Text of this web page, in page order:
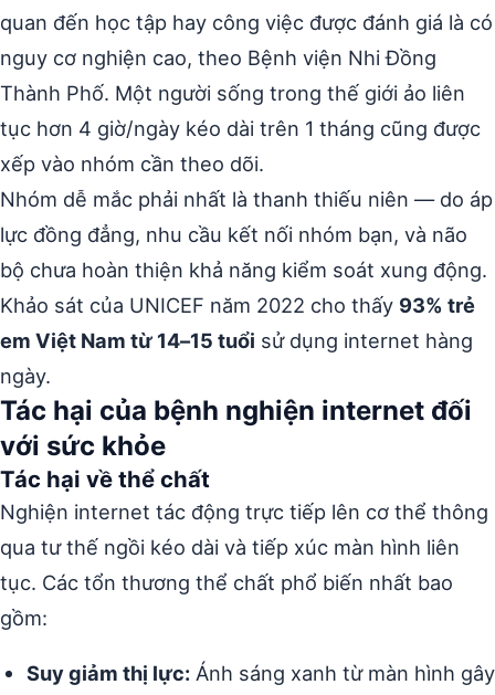
quan đến học tập hay công việc được đánh giá là có
nguy cơ nghiện cao, theo Bệnh viện Nhi Đồng
Thành Phố. Một người sống trong thế giới ảo liên
tục hơn 4 giờ/ngày kéo dài trên 1 tháng cũng được
xếp vào nhóm cần theo dõi.
Nhóm dễ mắc phải nhất là thanh thiếu niên — do áp
lực đồng đẳng, nhu cầu kết nối nhóm bạn, và não
bộ chưa hoàn thiện khả năng kiểm soát xung động.
Khảo sát của UNICEF năm 2022 cho thấy 93% trẻ
em Việt Nam từ 14–15 tuổi sử dụng internet hàng
ngày.
Tác hại của bệnh nghiện internet đối
với sức khỏe
Tác hại về thể chất
Nghiện internet tác động trực tiếp lên cơ thể thông
qua tư thế ngồi kéo dài và tiếp xúc màn hình liên
tục. Các tổn thương thể chất phổ biến nhất bao
gồm:
Suy giảm thị lực: Ánh sáng xanh từ màn hình gây